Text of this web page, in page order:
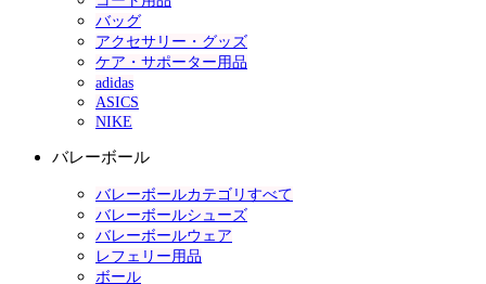
バッグ
アクセサリー・グッズ
ケア・サポーター用品
adidas
ASICS
NIKE
バレーボール
バレーボールカテゴリすべて
バレーボールシューズ
バレーボールウェア
レフェリー用品
ボール